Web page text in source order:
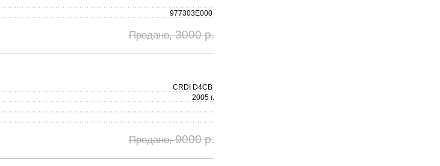
977303E000
Продано,3000 р.
CRDI D4CB
2005 г.
Продано,9000 р.